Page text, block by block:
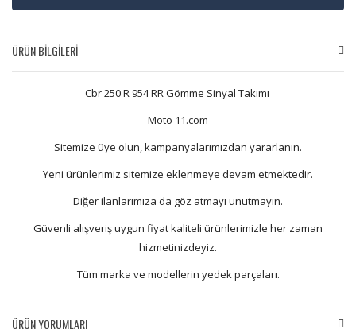
ÜRÜN BİLGİLERİ
Cbr 250 R 954 RR Gömme Sinyal Takımı
Moto 11.com
Sitemize üye olun, kampanyalarımızdan yararlanın.
Yeni ürünlerimiz sitemize eklenmeye devam etmektedir.
Diğer ilanlarımıza da göz atmayı unutmayın.
Güvenli alışveriş uygun fiyat kaliteli ürünlerimizle her zaman
hizmetinizdeyiz.
Tüm marka ve modellerin yedek parçaları.
ÜRÜN YORUMLARI